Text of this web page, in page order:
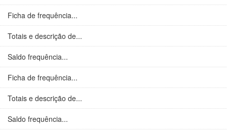
Ficha de frequência...
Totais e descrição de...
Saldo frequência...
Ficha de frequência...
Totais e descrição de...
Saldo frequência...